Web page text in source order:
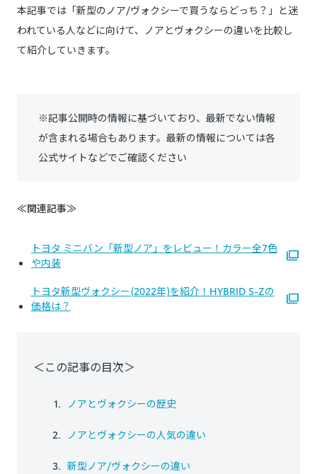
本記事では「新型のノア/ヴォクシーで買うならどっち？」と迷
われている人などに向けて、ノアとヴォクシーの違いを比較し
て紹介していきます。
※記事公開時の情報に基づいており、最新でない情報
が含まれる場合もあります。最新の情報については各
公式サイトなどでご確認ください
≪関連記事≫
トヨタ ミニバン「新型ノア」をレビュー！カラー全7色
や内装
トヨタ新型ヴォクシー(2022年)を紹介！HYBRID S-Zの
価格は？
＜この記事の目次＞
ノアとヴォクシーの歴史
ノアとヴォクシーの人気の違い
新型ノア/ヴォクシーの違い